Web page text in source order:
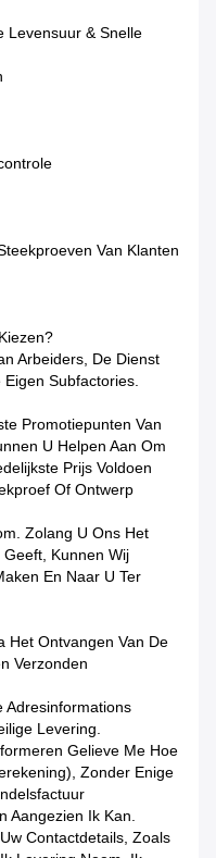
Levensuur & Snelle
Van Klanten
Arbeiders, De Dienst
Subfactories.
Promotiepunten Van
U Helpen Aan Om
Prijs Voldoen
Of Ontwerp
Zolang U Ons Het
Kunnen Wij
En Naar U Ter
Het Ontvangen Van De
Verzonden
Adresinformations
Levering.
Gelieve Me Hoe
Zonder Enige
Aangezien Ik Kan.
Contactdetails, Zoals